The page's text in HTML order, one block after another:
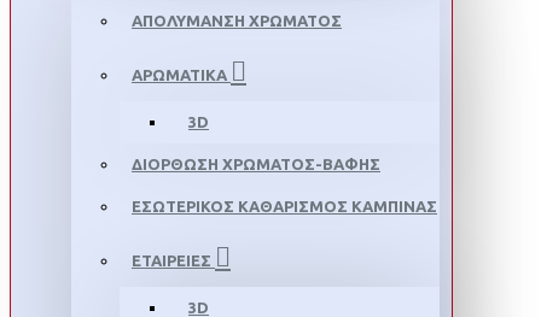
ΑΠΟΛΥΜΑΝΣΗ ΧΡΩΜΑΤΟΣ
ΑΡΩΜΑΤΙΚΑ
3D
ΔΙΟΡΘΩΣΗ ΧΡΩΜΑΤΟΣ-ΒΑΦΗΣ
ΕΣΩΤΕΡΙΚΟΣ ΚΑΘΑΡΙΣΜΟΣ ΚΑΜΠΙΝΑΣ
ΕΤΑΙΡΕΙΕΣ
3D